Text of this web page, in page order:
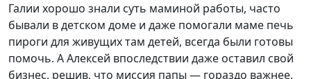
Галии хорошо знали суть маминой работы, часто
бывали в детском доме и даже помогали маме печь
пироги для живущих там детей, всегда были готовы
помочь. А Алексей впоследствии даже оставил свой
бизнес, решив, что миссия папы — гораздо важнее.